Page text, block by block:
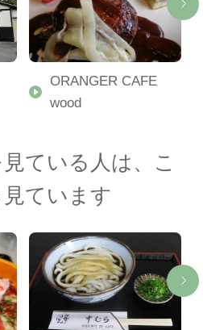
ORANGER CAFE
wood
ている人は、こ
ています